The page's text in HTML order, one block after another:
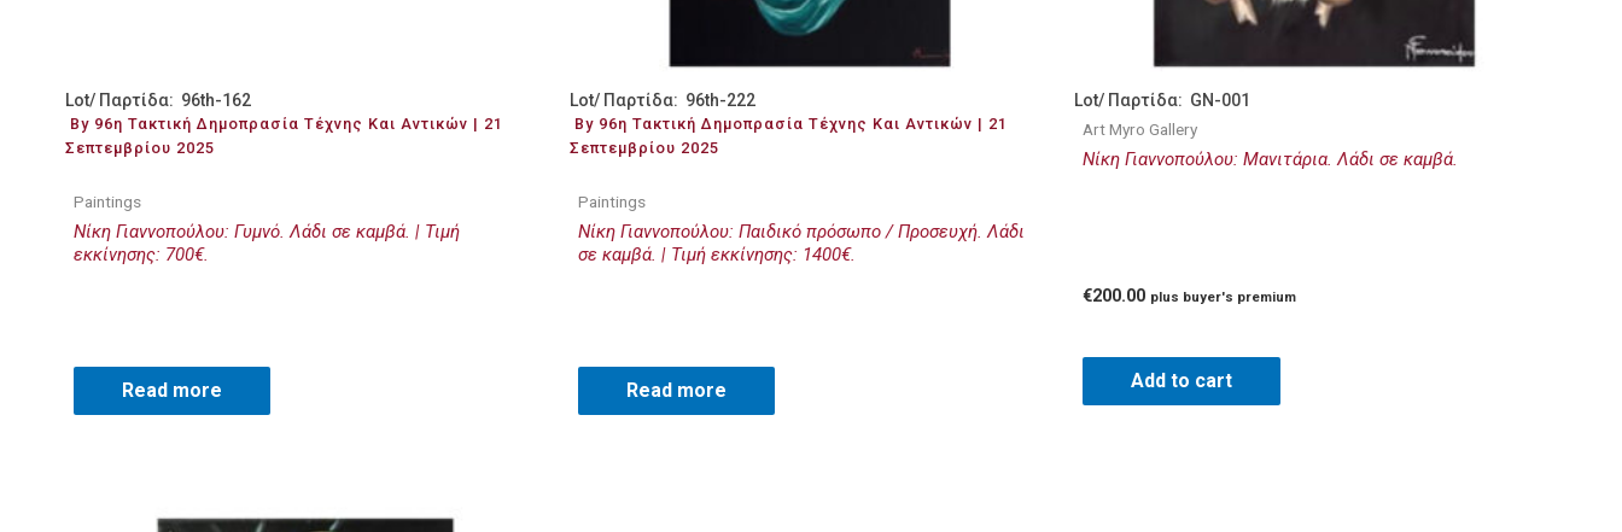
Lot/ Παρτίδα: 96th-162
By 96η Τακτική Δημοπρασία Τέχνης Και Αντικών | 21
Σεπτεμβρίου 2025
Paintings
Νίκη Γιαννοπούλου: Γυμνό. Λάδι σε καμβά. | Τιμή
εκκίνησης: 700€.
Read more
Lot/ Παρτίδα: 96th-222
By 96η Τακτική Δημοπρασία Τέχνης Και Αντικών | 21
Σεπτεμβρίου 2025
Paintings
Νίκη Γιαννοπούλου: Παιδικό πρόσωπο / Προσευχή. Λάδι
σε καμβά. | Τιμή εκκίνησης: 1400€.
Read more
Lot/ Παρτίδα: GN-001
Art Myro Gallery
Νίκη Γιαννοπούλου: Μανιτάρια. Λάδι σε καμβά.
€200.00 plus buyer's premium
Add to cart